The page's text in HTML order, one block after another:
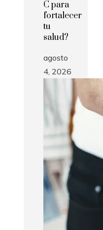
C para
fortalecer
tu
salud?
agosto
4, 2026